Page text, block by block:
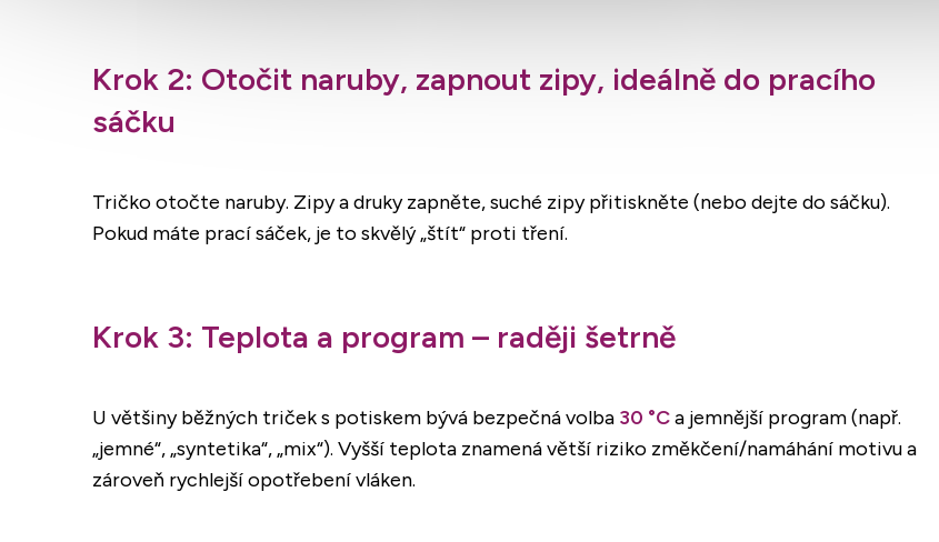
Krok 2: Otočit naruby, zapnout zipy, ideálně do pracího
sáčku
Tričko otočte naruby. Zipy a druky zapněte, suché zipy přitiskněte (nebo dejte do sáčku).
Pokud máte prací sáček, je to skvělý „štít“ proti tření.
Krok 3: Teplota a program – raději šetrně
U většiny běžných triček s potiskem bývá bezpečná volba 30 °Ca jemnější program (např.
„jemné“, „syntetika“, „mix“). Vyšší teplota znamená větší riziko změkčení/namáhání motivu a
zároveň rychlejší opotřebení vláken.